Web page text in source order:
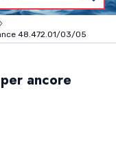
48.472.01/03/05
ancore